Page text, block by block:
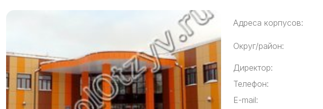
Адреса корпусов:
Округ/район:
Директор:
Телефон:
E-mail: